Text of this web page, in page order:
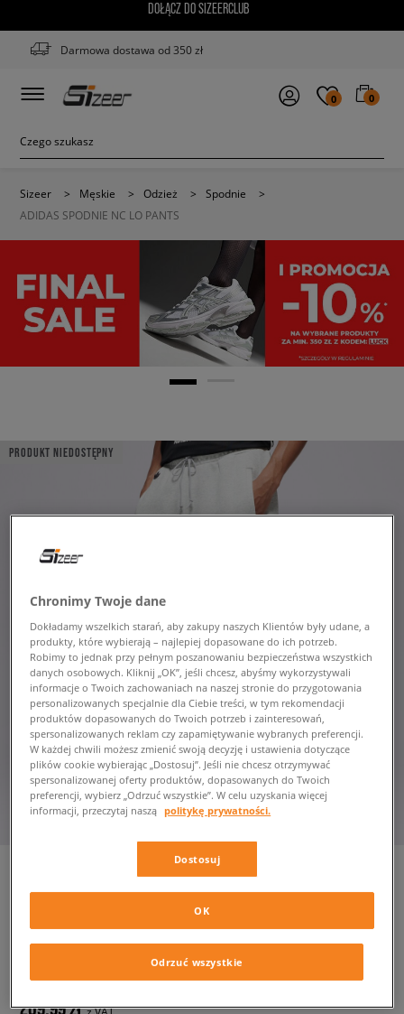
DOŁĄCZ DO SIZEERCLUB
Darmowa dostawa od 350 zł
0 0
Sizeer > Męskie > Odzież > Spodnie
>
ADIDAS SPODNIE NC LO PANTS
PRODUKT NIEDOSTĘPNY
PANTS
męskie, spodnie
209,99 zł
Chronimy Twoje dane
Dokładamy wszelkich starań, aby zakupy naszych Klientów były udane, a
produkty, które wybierają – najlepiej dopasowane do ich potrzeb.
Robimy to jednak przy pełnym poszanowaniu bezpieczeństwa wszystkich
danych osobowych. Kliknij „OK”, jeśli chcesz, abyśmy wykorzystywali
informacje o Twoich zachowaniach na naszej stronie do przygotowania
personalizowanych specjalnie dla Ciebie treści, w tym rekomendacji
produktów dopasowanych do Twoich potrzeb i zainteresowań,
spersonalizowanych reklam czy zapamiętywanie wybranych preferencji.
W każdej chwili możesz zmienić swoją decyzję i ustawienia dotyczące
plików cookie wybierając „Dostosuj”. Jeśli nie chcesz otrzymywać
spersonalizowanej oferty produktów, dopasowanych do Twoich
preferencji, wybierz „Odrzuć wszystkie”. W celu uzyskania więcej
informacji, przeczytaj naszą politykę prywatności.
Dostosuj
Odrzuć wszystkie
OK